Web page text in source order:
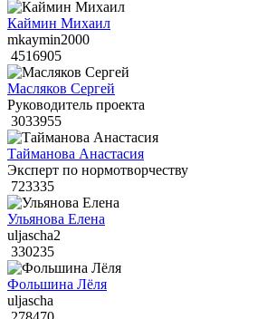
Каймин Михаил
mkaymin2000
4516905
Масляков Сергей
Руководитель проекта
3033955
Тайманова Анастасия
Эксперт по нормотворчеству
723335
Ульянова Елена
uljascha2
330235
Фольшина Лёля
uljascha